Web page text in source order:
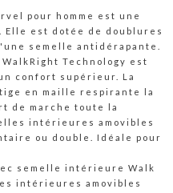
pour homme est une
est dotée de doublures
semelle antidérapante.
Technology est
confort supérieur. La
en maille respirante la
de marche toute la
intérieures amovibles
ou double. Idéale pour
semelle intérieure Walk
intérieures amovibles